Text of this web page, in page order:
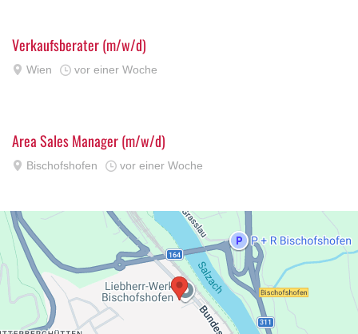
Verkaufsberater (m/w/d)
Wien vor einer Woche
Area Sales Manager (m/w/d)
Bischofshofen vor einer Woche